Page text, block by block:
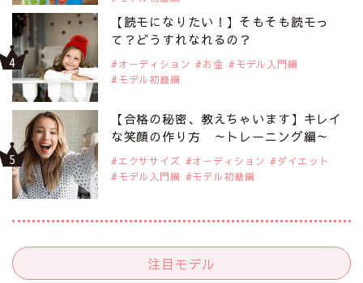
【読モになりたい！】そもそも読モっ
て？どうすれなれるの？
オーディション お金
モデル入門編
モデル初級編
【合格の秘密、教えちゃいます】キレイ
な笑顔の作り方 ～トレーニング編～
エクササイズ オーディション
ダイエット
モデル入門編
モデル初級編
注目モデル